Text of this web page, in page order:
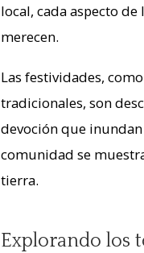
local, cada aspecto
merecen.
Las festividades,
tradicionales, son
devoción que inundan
comunidad se
tierra.
Explorando los